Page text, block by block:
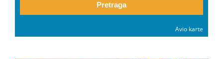
Pretraga
Avio karte